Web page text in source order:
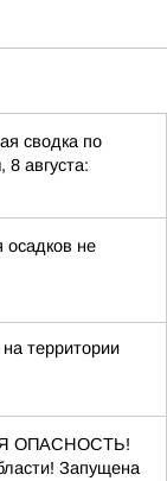
сводка по
8 августа:
не
территории
ОПАСНОСТЬ!
Запущена